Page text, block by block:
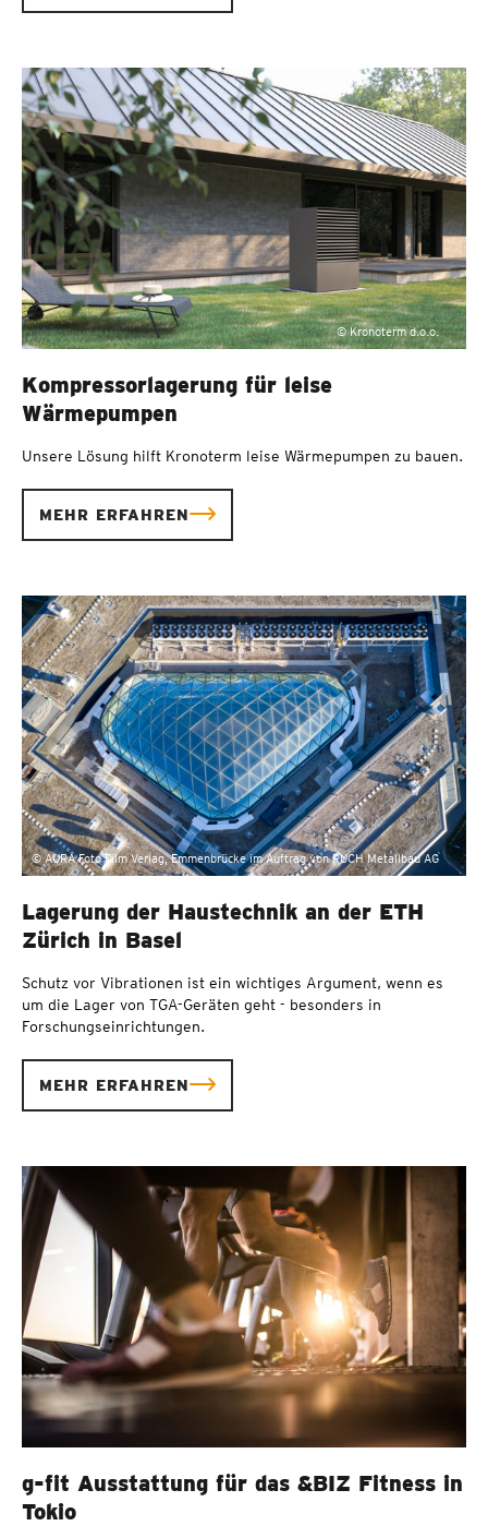
© Kronoterm d.o.o.
Kompressorlagerung für leise
Wärmepumpen
Unsere Lösung hilft Kronoterm leise Wärmepumpen zu bauen.
MEHR ERFAHREN
© AURA Foto Film Verlag, Emmenbrücke im Auftrag von RUCH Metallbau AG
Lagerung der Haustechnik an der ETH
Zürich in Basel
Schutz vor Vibrationen ist ein wichtiges Argument, wenn es
um die Lager von TGA-Geräten geht - besonders in
Forschungseinrichtungen.
MEHR ERFAHREN
g-fit Ausstattung für das &BIZ Fitness in
Tokio